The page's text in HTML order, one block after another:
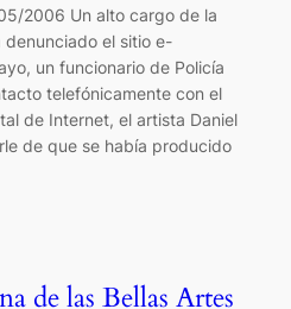
2006 Un alto cargo de la
denunciado el sitio e-
un funcionario de Policía
telefónicamente con el
de Internet, el artista Daniel
de que se había producido
de las Bellas Artes